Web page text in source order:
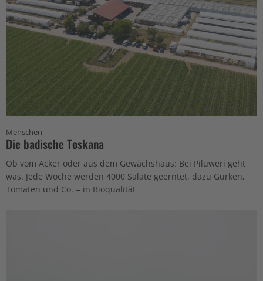
Menschen
Die badische Toskana
Ob vom Acker oder aus dem Gewächshaus: Bei Piluweri geht
was. Jede Woche werden 4000 Salate geerntet, dazu Gurken,
Tomaten und Co. – in Bioqualität